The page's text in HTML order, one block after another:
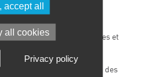
et des contraintes.
sources d’énergies,
Performances et
de la connectique et des
accept all
all cookies
Privacy policy